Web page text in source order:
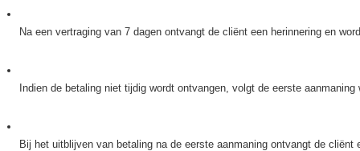
Na een vertraging van 7 dagen ontvangt de cliënt een herinnering en
Indien de betaling niet tijdig wordt ontvangen, volgt de eerste
Bij het uitblijven van betaling na de eerste aanmaning ontvangt de